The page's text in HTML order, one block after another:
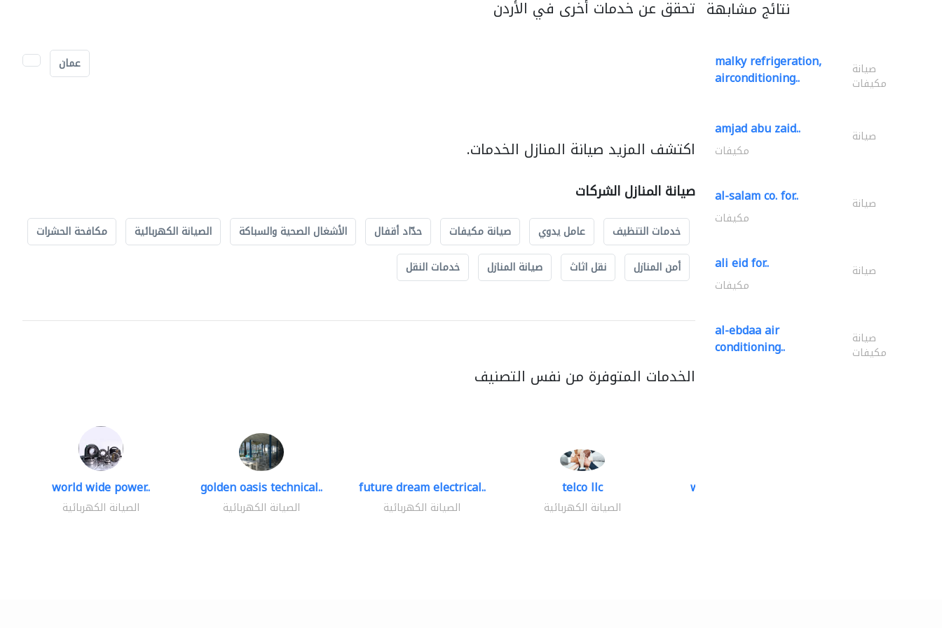
تحقق عن خدمات أخرى في الأردن
عمان
اكتشف المزيد صيانة المنازل الخدمات.
صيانة المنازل الشركات
خدمات التنظيف عامل يدوي صيانة مكيفات حدّاد أقفال الأشغال الصحية والسباكة الصيانة الكهربائية
مكافحة الحشرات
أمن المنازل
نقل اثاث صيانة المنازل خدمات النقل
الخدمات المتوفرة من نفس التصنيف
world wide power..
الصيانة الكهربائية
golden oasis technical..
الصيانة الكهربائية
future dream electrical..
الصيانة الكهربائية
telco llc
الصيانة الكهربائية
white arch general..
نتائج مشابهة
malky refrigeration,
airconditioning.. صيانة
مكيفات
amjad abu zaid.. صيانة
مكيفات
al-salam co. for.. صيانة
مكيفات
ali eid for.. صيانة
مكيفات
al-ebdaa air
conditioning.. صيانة
مكيفات